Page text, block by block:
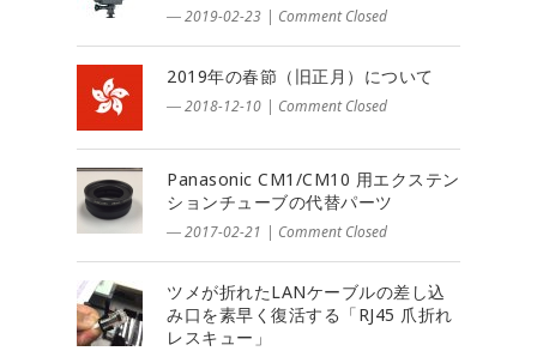
― 2019-02-23 | Comment Closed
2019年の春節（旧正月）について
― 2018-12-10 | Comment Closed
Panasonic CM1/CM10 用エクステン
ションチューブの代替パーツ
― 2017-02-21 | Comment Closed
ツメが折れたLANケーブルの差し込
み口を素早く復活する「RJ45 爪折れ
レスキュー」